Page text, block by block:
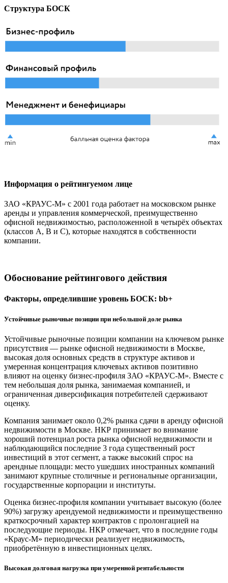
Структура БОСК
Информация о рейтингуемом лице
ЗАО «КРАУС-М» с 2001 года работает на московском рынке
аренды и управления коммерческой, преимущественно
офисной недвижимостью, расположенной в четырёх объектах
(классов А, В и С), которые находятся в собственности
компании.
Обоснование рейтингового действия
Факторы, определившие уровень БОСК: bb+
Устойчивые рыночные позиции при небольшой доле рынка
Устойчивые рыночные позиции компании на ключевом рынке
присутствия — рынке офисной недвижимости в Москве,
высокая доля основных средств в структуре активов и
умеренная концентрация ключевых активов позитивно
влияют на оценку бизнес-профиля ЗАО «КРАУС-М». Вместе с
тем небольшая доля рынка, занимаемая компанией, и
ограниченная диверсификация потребителей сдерживают
оценку.
Компания занимает около 0,2% рынка сдачи в аренду офисной
недвижимости в Москве. НКР принимает во внимание
хороший потенциал роста рынка офисной недвижимости и
наблюдающийся последние 3 года существенный рост
инвестиций в этот сегмент, а также высокий спрос на
арендные площади: место ушедших иностранных компаний
занимают крупные столичные и региональные организации,
государственные корпорации и институты.
Оценка бизнес-профиля компании учитывает высокую (более
90%) загрузку арендуемой недвижимости и преимущественно
краткосрочный характер контрактов с пролонгацией на
последующие периоды. НКР отмечает, что в последние годы
«Краус-М» периодически реализует недвижимость,
приобретённую в инвестиционных целях.
Высокая долговая нагрузка при умеренной рентабельности